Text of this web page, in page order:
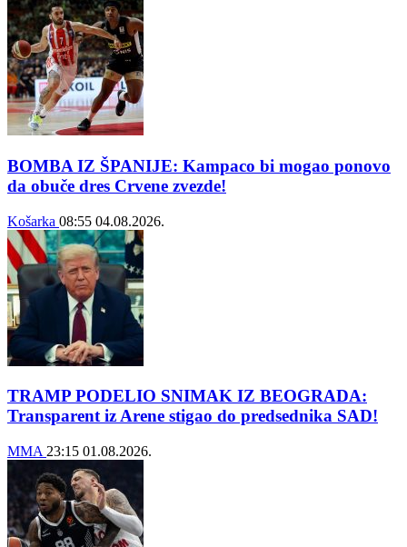
BOMBA IZ ŠPANIJE: Kampaco bi mogao ponovo
da obuče dres Crvene zvezde!
Košarka 08:55 04.08.2026.
TRAMP PODELIO SNIMAK IZ BEOGRADA:
Transparent iz Arene stigao do predsednika SAD!
MMA 23:15 01.08.2026.